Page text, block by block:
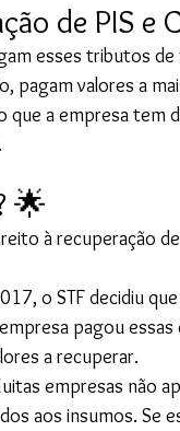
de PIS e
esses tributos
pagam valores a
que a empresa tem
🌟
à recuperação
o STF decidiu
pagou
a recuperar.
empresas não
aos insumos. Se